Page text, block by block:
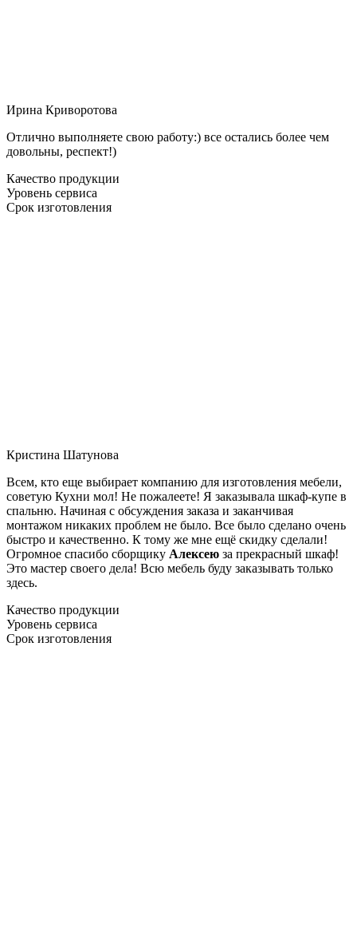
Ирина Криворотова
Отлично выполняете свою работу:) все остались более чем
довольны, респект!)
Качество продукции
Уровень сервиса
Срок изготовления
Кристина Шатунова
Всем, кто еще выбирает компанию для изготовления мебели,
советую Кухни мол! Не пожалеете! Я заказывала шкаф-купе в
спальню. Начиная с обсуждения заказа и заканчивая
монтажом никаких проблем не было. Все было сделано очень
быстро и качественно. К тому же мне ещё скидку сделали!
Огромное спасибо сборщику Алексею за прекрасный шкаф!
Это мастер своего дела! Всю мебель буду заказывать только
здесь.
Качество продукции
Уровень сервиса
Срок изготовления